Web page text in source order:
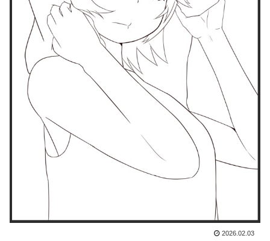
2026.02.03